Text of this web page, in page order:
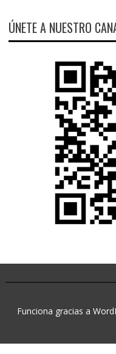
ÚNETE A NUESTRO
Funciona gracias a